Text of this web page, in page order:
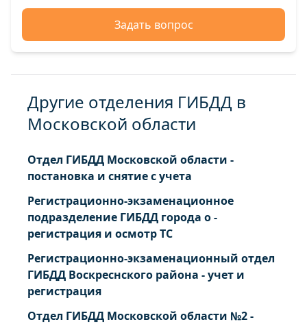
Задать вопрос
Другие отделения ГИБДД в
Московской области
Отдел ГИБДД Московской области -
постановка и снятие с учета
Регистрационно-экзаменационное
подразделение ГИБДД города о -
регистрация и осмотр ТС
Регистрационно-экзаменационный отдел
ГИБДД Воскреснского района - учет и
регистрация
Отдел ГИБДД Московской области №2 -